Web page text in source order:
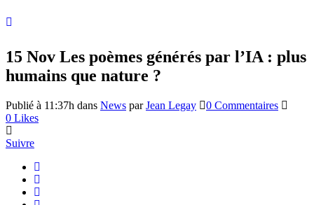
15 Nov Les poèmes générés par l’IA : plus
humains que nature ?
Publié à 11:37h dans News parJean Legay
0 Commentaires
0 Likes
Suivre